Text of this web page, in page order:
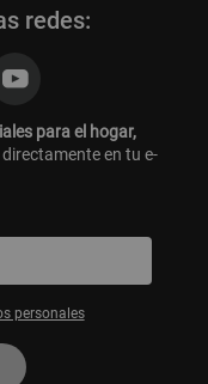
redes:
para el hogar,
en tu e-
personales